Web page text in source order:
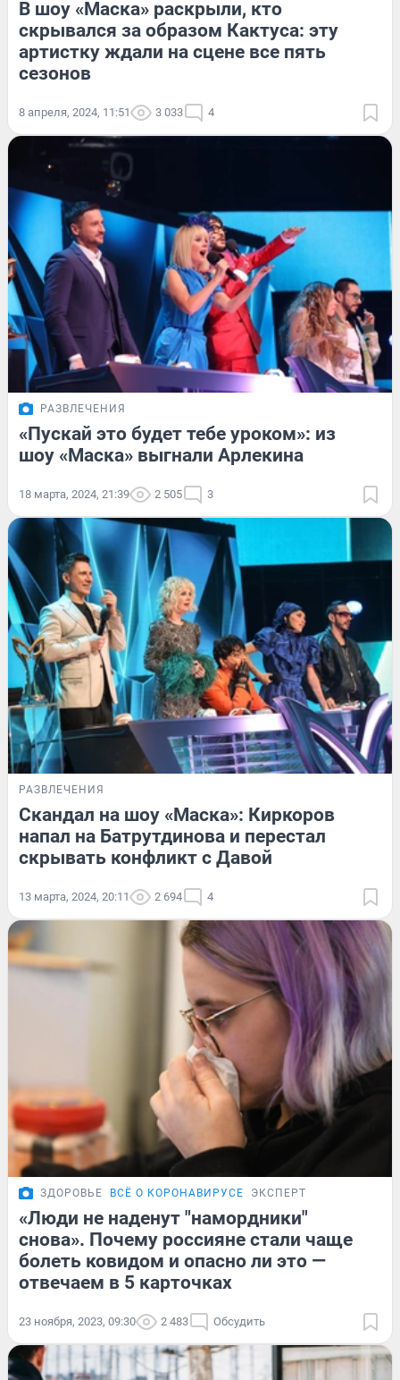
В шоу «Маска» раскрыли, кто
скрывался за образом Кактуса: эту
артистку ждали на сцене все пять
сезонов
8 апреля, 2024, 11:51 3 033 4
РАЗВЛЕЧЕНИЯ
«Пускай это будет тебе уроком»: из
шоу «Маска» выгнали Арлекина
18 марта, 2024, 21:39 2 505 3
РАЗВЛЕЧЕНИЯ
Скандал на шоу «Маска»: Киркоров
напал на Батрутдинова и перестал
скрывать конфликт с Давой
13 марта, 2024, 20:11 2 694 4
ЗДОРОВЬЕ ВСЁ О КОРОНАВИРУСЕ ЭКСПЕРТ
«Люди не наденут "намордники"
снова». Почему россияне стали чаще
болеть ковидом и опасно ли это —
отвечаем в 5 карточках
23 ноября, 2023, 09:30 2 483 Обсудить